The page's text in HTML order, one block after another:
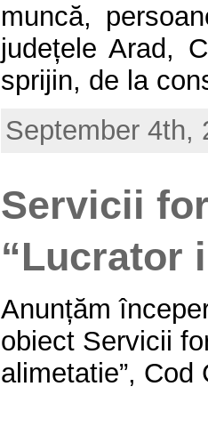
muncă,
județele Arad,
sprijin, de la
September 4th,
Servicii
“Lucrator
Anunțăm
obiect Servicii
alimetatie”, Cod